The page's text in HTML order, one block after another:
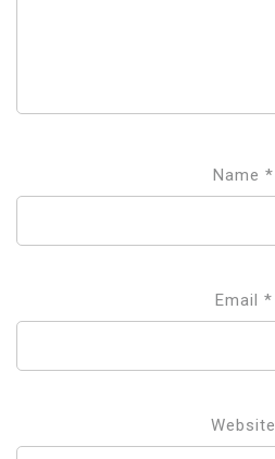
Name *
Email *
Website